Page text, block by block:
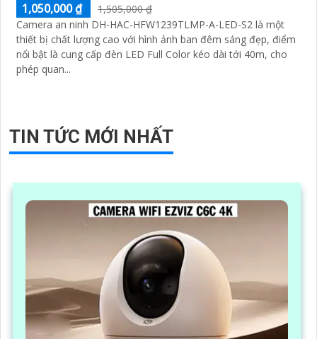
1,050,000 ₫
1,505,000 ₫
Camera an ninh DH-HAC-HFW1239TLMP-A-LED-S2 là một
thiết bị chất lượng cao với hình ảnh ban đêm sáng đẹp, điểm
nổi bật là cung cấp đèn LED Full Color kéo dài tới 40m, cho
phép quan...
TIN TỨC MỚI NHẤT